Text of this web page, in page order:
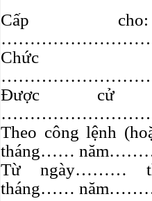
Cấp
Được
Theo công lệnh
tháng……
Từ ngày………
tháng……